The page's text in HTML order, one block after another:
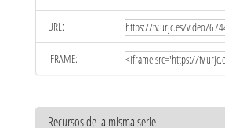
URL:
IFRAME:
Recursos de la misma serie